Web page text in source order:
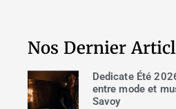
Nos Dernier
Dedicate Été
entre mode et
Savoy